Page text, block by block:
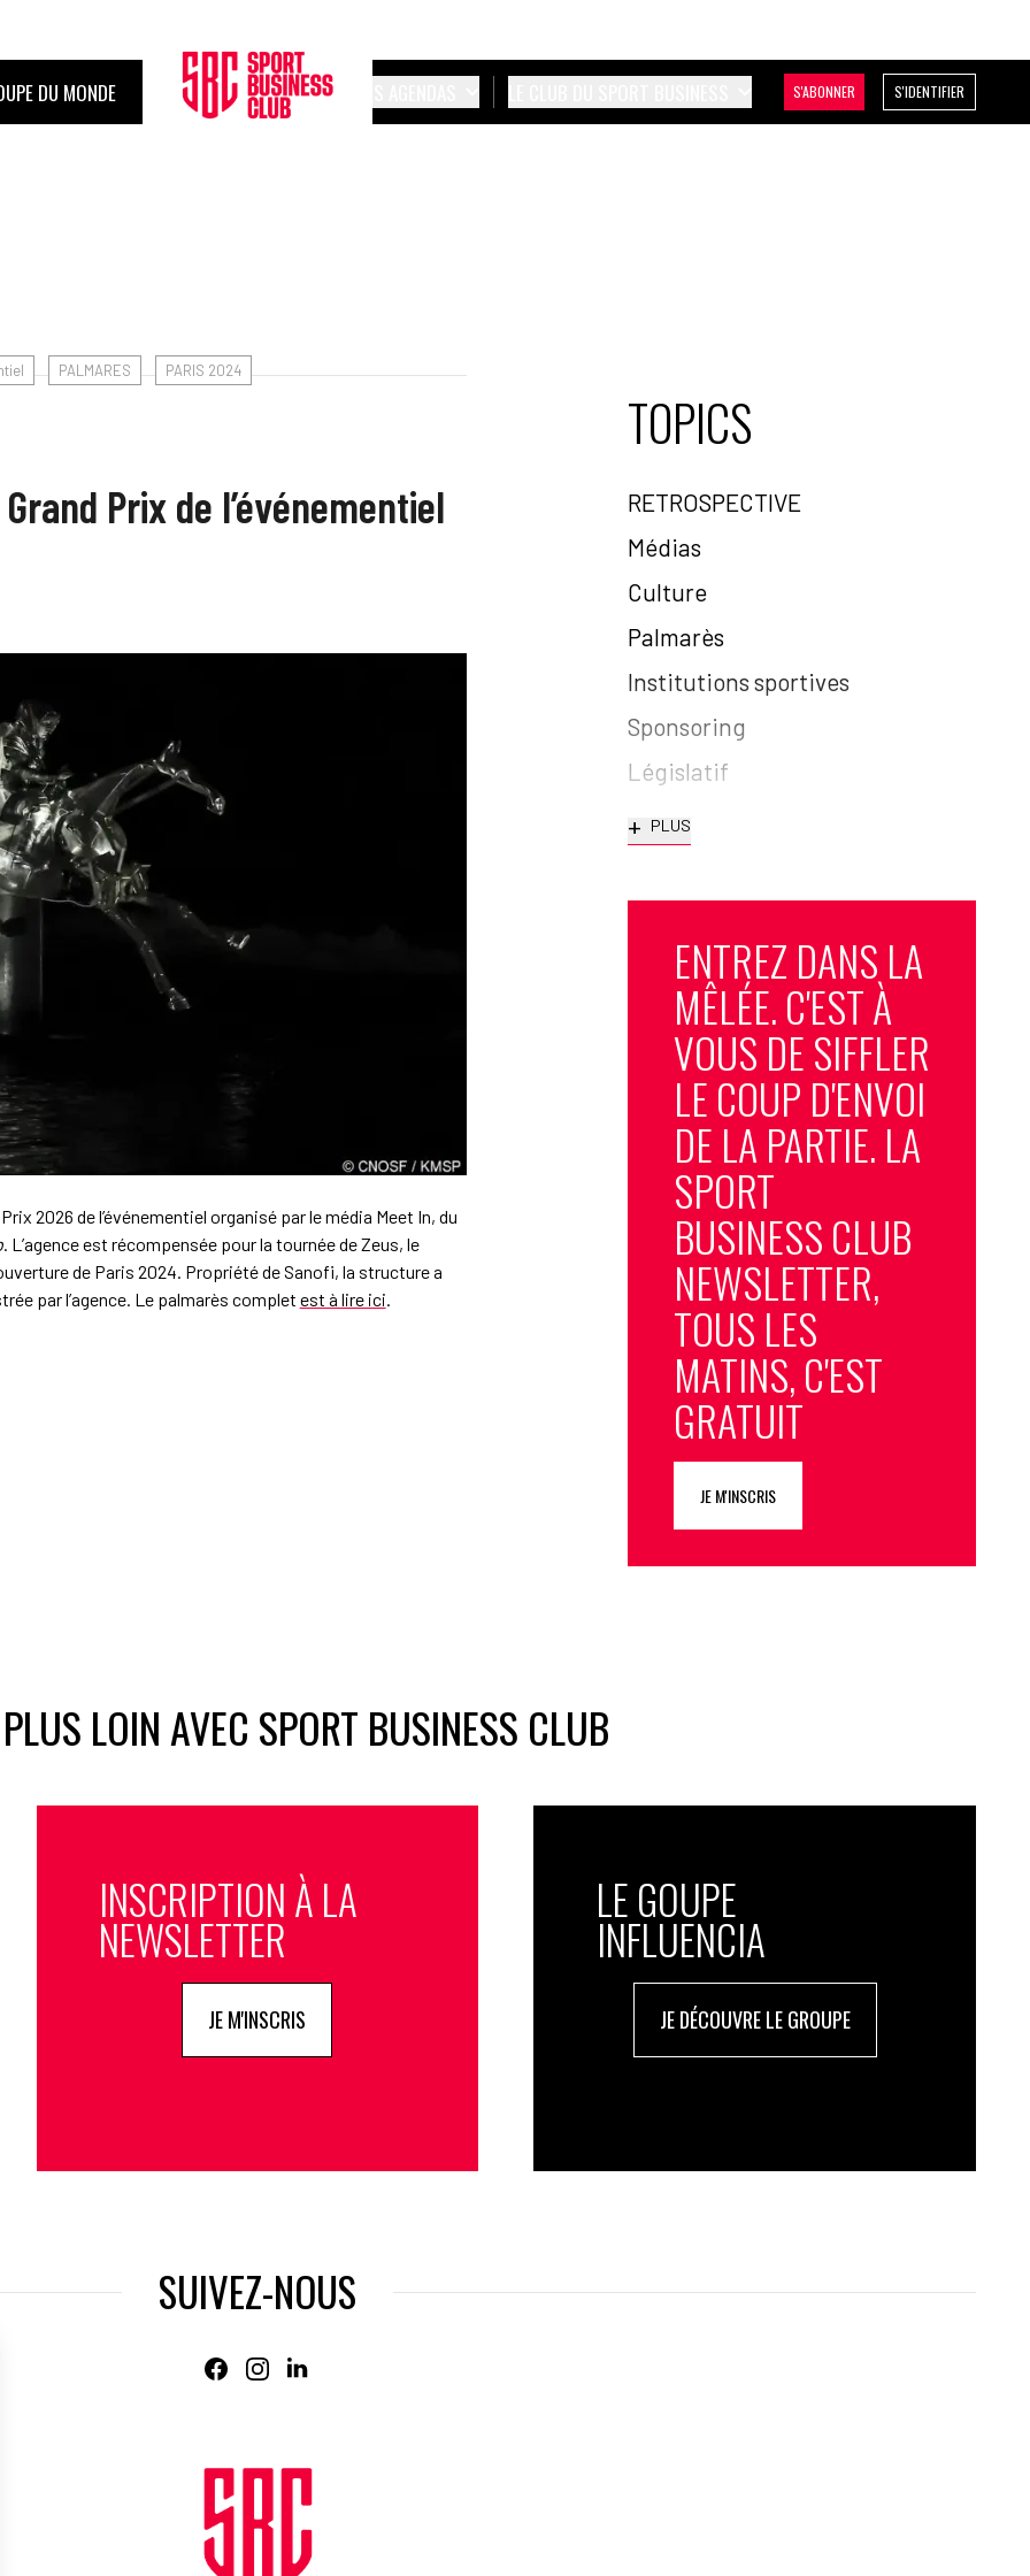
DU MONDE S'ABONNER S'IDENTIFIER
PALMARES PARIS 2024
Prix de l’événementiel
2026 de l’événementiel organisé par le média Meet In, du
. L’agence est récompensée pour la tournée de Zeus, le
de Paris 2024. Propriété de Sanofi, la structure a
par l’agence. Le palmarès complet est à lire ici
TOPICS
RETROSPECTIVE
Médias
Culture
Palmarès
Institutions sportives
Sponsoring
Législatif
+ PLUS
ENTREZ DANS LA
MÊLÉE. C'EST À
VOUS DE SIFFLER
LE COUP D'ENVOI
DE LA PARTIE. LA
SPORT
BUSINESS CLUB
NEWSLETTER,
TOUS LES
MATINS, C'EST
GRATUIT
JE M'INSCRIS
LOIN AVEC SPORT BUSINESS CLUB
INSCRIPTION À LA
NEWSLETTER
JE M'INSCRIS
LE GOUPE
INFLUENCIA
JE DÉCOUVRE LE GROUPE
SUIVEZ-NOUS